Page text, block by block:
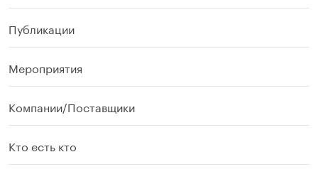
Публикации
Мероприятия
Компании/Поставщики
Кто есть кто